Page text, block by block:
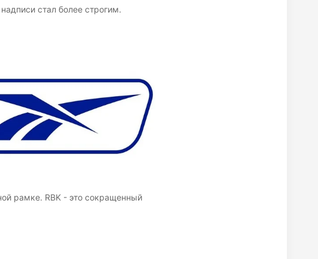
стал более строгим.
рамке. RBK - это сокращенный